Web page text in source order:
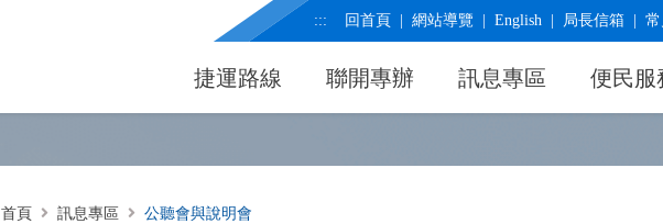
::: 回首頁 網站導覽 English 局長信箱
捷運路線 聯開專辦 訊息專區 便民服
首頁 訊息專區 公聽會與說明會